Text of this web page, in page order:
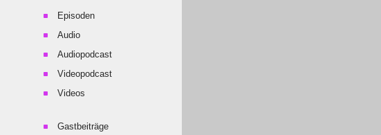
Episoden
Audio
Audiopodcast
Videopodcast
Videos
Gastbeiträge